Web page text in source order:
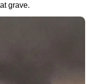
grave.